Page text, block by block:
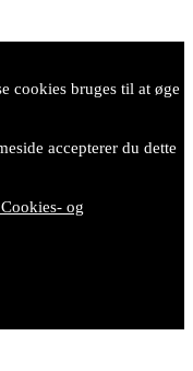
cookies bruges til at øge
accepterer du dette
og